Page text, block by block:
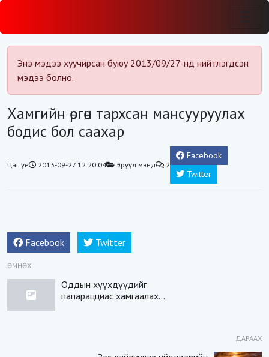
Энэ мэдээ хуучирсан буюу 2013/09/27-нд нийтлэгдсэн
мэдээ болно.
Хамгийн өргөн тархсан мансууруулах
бодис бол саахар
Цаг үе 2013-09-27 12:20:04 Эрүүл мэнд 2
Facebook
Twitter
Facebook Twitter
ӨМНӨХ
Оддын хүүхдүүдийг
папарацциас хамгаалах
ДАРААХ